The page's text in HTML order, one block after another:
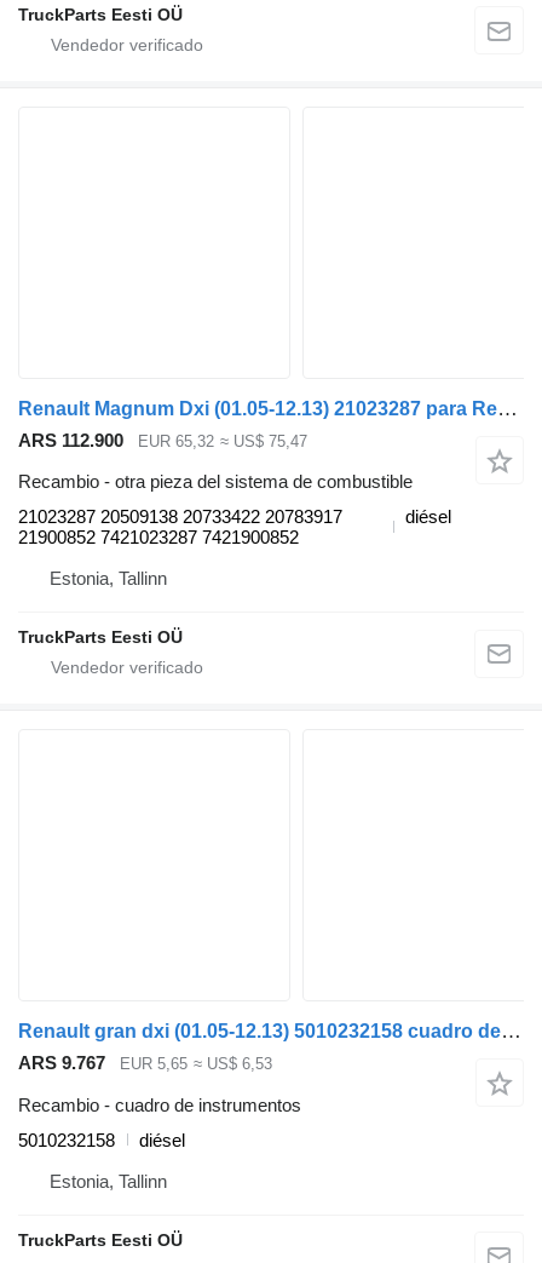
TruckParts Eesti OÜ
Renault Magnum Dxi (01.05-12.13) 21023287 para Renault Magnum (1990-2014) cabeza tractora
ARS 112.900 EUR 65,32 ≈ US$ 75,47
Recambio - otra pieza del sistema de combustible
21023287 20509138 20733422 20783917
21900852 7421023287 7421900852
diésel
Estonia, Tallinn
TruckParts Eesti OÜ
Renault gran dxi (01.05-12.13) 5010232158 cuadro de instrumentos para Renault Magnum (1990-2014) cabeza tractora
ARS 9.767 EUR 5,65 ≈ US$ 6,53
Recambio - cuadro de instrumentos
5010232158
diésel
Estonia, Tallinn
TruckParts Eesti OÜ